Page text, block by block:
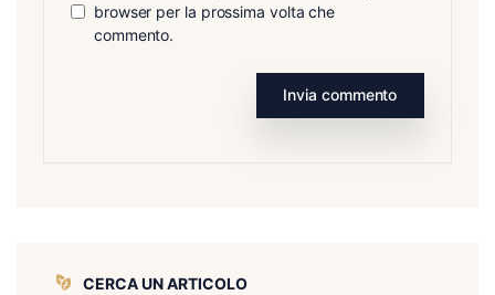
browser per la prossima volta che
commento.
CERCA UN ARTICOLO